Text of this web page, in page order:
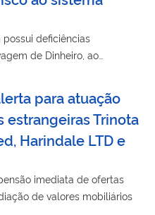
deficiências
de Dinheiro, ao
em Massa (PLD/FTP)
para atuação
estrangeiras Trinota
Harindale LTD e
imediata de ofertas
de valores mobiliários